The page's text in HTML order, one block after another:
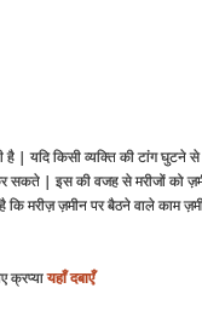
है | यदि किसी व्यक्ति की टांग
सकते | इस की वजह से मरीजों को
मरीज़ ज़मीन पर बैठने वाले काम
क्रप्यायहाँ दबाएँ